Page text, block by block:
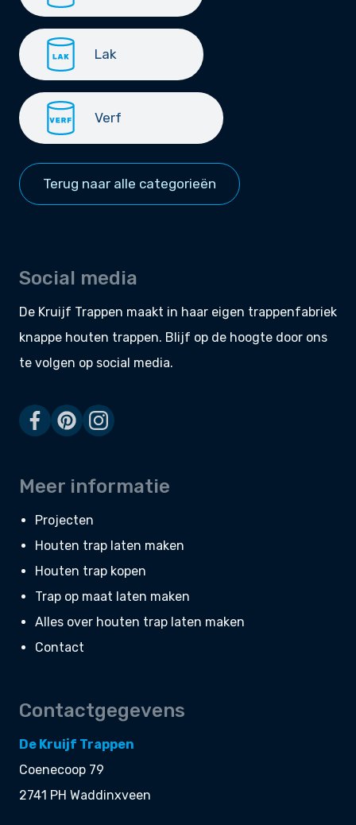
Lak
Verf
Terug naar alle categorieën
Social media
De Kruijf Trappen maakt in haar eigen trappenfabriek
knappe houten trappen. Blijf op de hoogte door ons
te volgen op social media.
Meer informatie
Projecten
Houten trap laten maken
Houten trap kopen
Trap op maat laten maken
Alles over houten trap laten maken
Contact
Contactgegevens
De Kruijf Trappen
Coenecoop 79
2741 PH Waddinxveen